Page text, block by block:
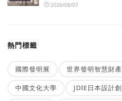
2026/08/07
熱門標籤
國際發明展 世界發明智慧財
中國文化大學 JDIE日本設計